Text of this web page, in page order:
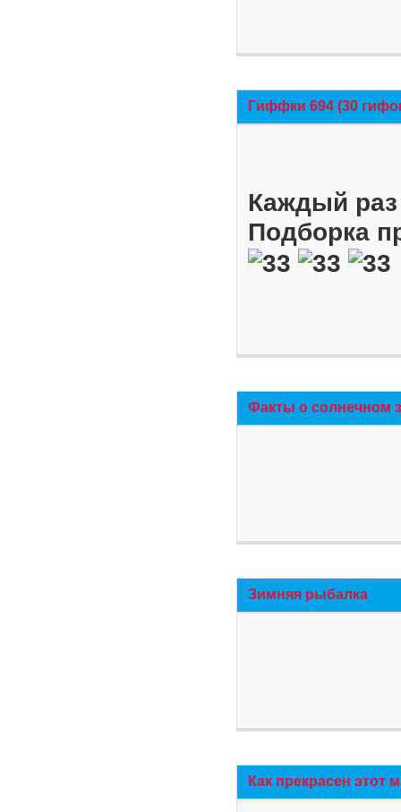
Гиффки 694 (30
Каждый
Подборка
Факты о солнечном
Зимняя рыбалка
Как прекрасен этот